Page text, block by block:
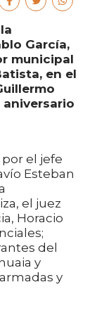
García,
municipal
en el
el jefe
Esteban
el juez
Horacio
del
y
y